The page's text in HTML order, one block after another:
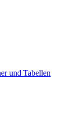
und Tabellen